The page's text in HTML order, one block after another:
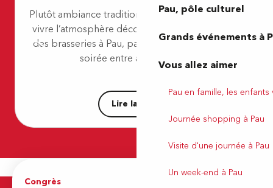
Pau, pôle culturel
Grands événements à
Vous allez aimer
Pau en famille, les
Journée shopping à Pau
Visite d'une journée à Pau
Un week-end à Pau
Jules et John
Starbucks Quartier Libre
Brasserie Indoor 64
Le Victoria 1856
Plutôt ambiance traditionnelle ou festive ? Venez
vivre l’atmosphère décontractée et chaleureuse
des brasseries à Pau, parfaites pour passer une
soirée entre amis autour...
Lire la suite
Congrès